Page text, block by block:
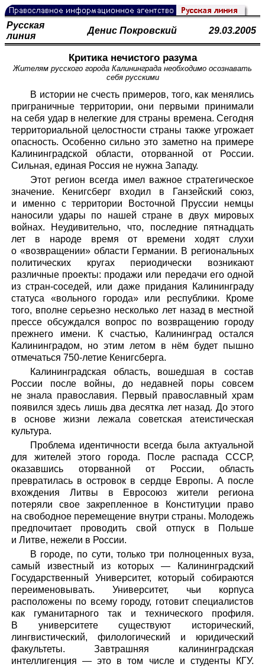
Русская
линия
Денис Покровский 29.03.2005
Критика нечистого разума
Жителям русского города Калининграда необходимо осознавать
себя русскими
В истории не счесть примеров, того, как менялись
приграничные территории, они первыми принимали
на себя удар в нелегкие для страны времена. Сегодня
территориальной целостности страны также угрожает
опасность. Особенно сильно это заметно на примере
Калининградской области, оторванной от России.
Сильная, единая Россия не нужна Западу.
Этот регион всегда имел важное стратегическое
значение. Кенигсберг входил в Ганзейский союз,
и именно с территории Восточной Пруссии немцы
наносили удары по нашей стране в двух мировых
войнах. Неудивительно, что, последние пятнадцать
лет в народе время от времени ходят слухи
о «возвращении» области Германии. В региональных
политических кругах периодически возникают
различные проекты: продажи или передачи его одной
из стран-соседей, или даже придания Калининграду
статуса «вольного города» или республики. Кроме
того, вполне серьезно несколько лет назад в местной
прессе обсуждался вопрос по возвращению городу
прежнего имени. К счастью, Калининград остался
Калининградом, но этим летом в нём будет пышно
отмечаться 750-летие Кенигсберга.
Калининградская область, вошедшая в состав
России после войны, до недавней поры совсем
не знала православия. Первый православный храм
появился здесь лишь два десятка лет назад. До этого
в основе жизни лежала советская атеистическая
культура.
Проблема идентичности всегда была актуальной
для жителей этого города. После распада СССР,
оказавшись оторванной от России, область
превратилась в островок в сердце Европы. А после
вхождения Литвы в Евросоюз жители региона
потеряли свое закрепленное в Конституции право
на свободное перемещение внутри страны. Молодежь
предпочитает проводить свой отпуск в Польше
и Литве, нежели в России.
В городе, по сути, только три полноценных вуза,
самый известный из которых — Калининградский
Государственный Университет, который собираются
переименовывать. Университет, чьи корпуса
расположены по всему городу, готовит специалистов
как гуманитарного так и технического профиля.
В университете существуют исторический,
лингвистический, филологический и юридический
факультеты. Завтрашняя калининградская
интеллигенция — это в том числе и студенты КГУ.